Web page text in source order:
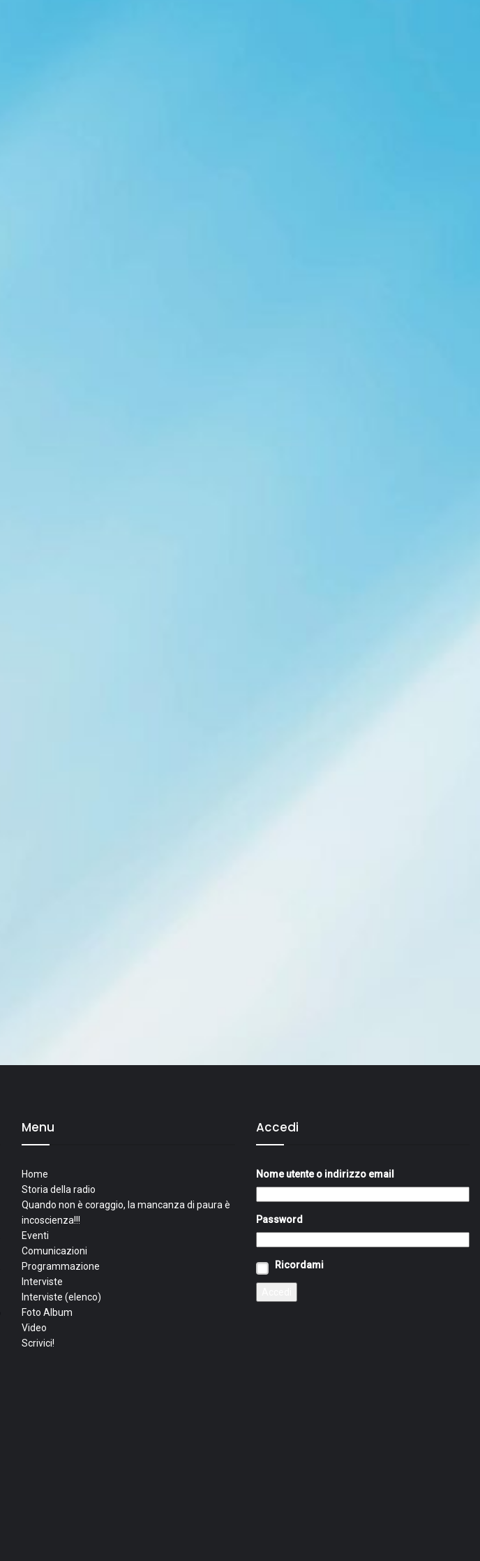
Menu
Home
Storia della radio
Quando non è coraggio, la mancanza di paura è
incoscienza!!!
Eventi
Comunicazioni
Programmazione
Interviste
Interviste (elenco)
Foto Album
Video
Scrivici!
Accedi
Nome utente o indirizzo email
Password
Ricordami